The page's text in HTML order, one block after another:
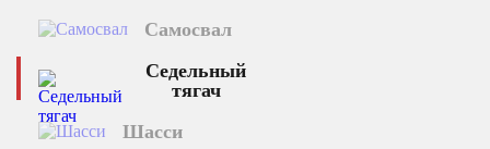
Назначение: для перевозки сыпучих грузов; для перевозки
посредством полуприцепной техники грузов и оборудования;
для установки на грузовую платформу различного
оборудования для коммунального и сельского хозяйства.
Самосвал
Седельный
тягач
Шасси